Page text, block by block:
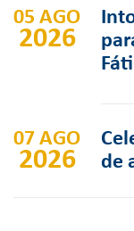
05 AGO
2026
07 AGO
2026
de